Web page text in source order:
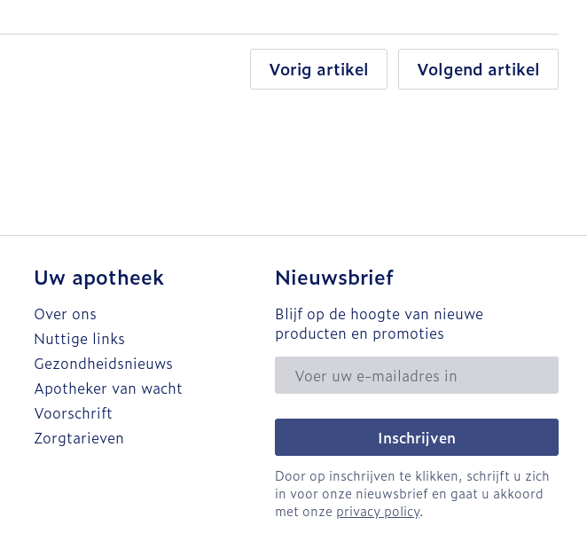
Vorig artikel Volgend artikel
Uw apotheek
Over ons
Nuttige links
Gezondheidsnieuws
Apotheker van wacht
Voorschrift
Zorgtarieven
Nieuwsbrief
Blijf op de hoogte van nieuwe
producten en promoties
E-mail adres
Inschrijven
Door op inschrijven te klikken, schrijft u zich
in voor onze nieuwsbrief en gaat u akkoord
met onze privacy policy.